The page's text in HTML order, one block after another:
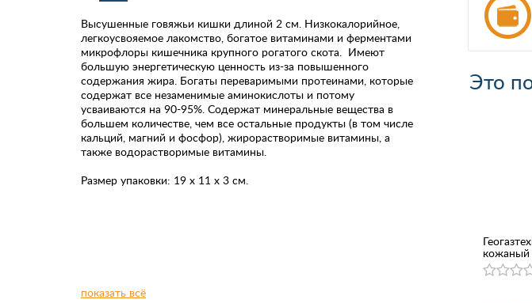
Высушенные говяжьи кишки длиной 2 см. Низкокалорийное,
легкоусвояемое лакомство, богатое витаминами и ферментами
микрофлоры кишечника крупного рогатого скота. Имеют
большую энергетическую ценность из-за повышенного
содержания жира. Богаты переваримыми протеинами, которые
содержат все незаменимые аминокислоты и потому
усваиваются на 90-95%. Содержат минеральные вещества в
большем количестве, чем все остальные продукты (в том числе
кальций, магний и фосфор), жирорастворимые витамины, а
также водорастворимые витамины.
Размер упаковки: 19 х 11 х 3 см.
показать всё
Это